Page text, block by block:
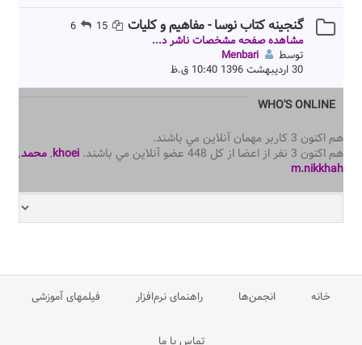
گنجینه کتاب نوسا - مفاهیم و کلیات 15
مشاهده صفحه مشخصات ناشر د...
توسط
Menbari
30 اردیبهشت 1396 10:40 ق.ظ
WHO'S ONLINE
هم اكنون 3 كاربر مهمان آنلاين مي باشند.
هم اكنون 3 نفر از اعضا از كل 448 عضو آنلاين مي باشند.
khoei
,محمد,
m.nikkhah
خانه انجمن‌ها راهنمای نرم‌افزار فیلمهای آموزشی